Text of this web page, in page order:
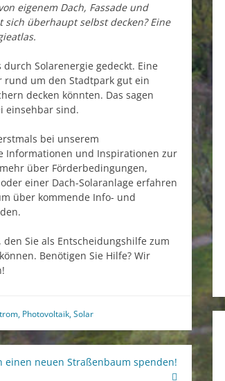
eigenem Dach, Fassade und
überhaupt selbst decken? Eine
Solarenergie gedeckt. Eine
rund um den Stadtpark gut ein
decken könnten. Das sagen
einsehbar sind.
bei unserem
Informationen und Inspirationen zur
über Förderbedingungen,
einer Dach-Solaranlage erfahren
über kommende Info- und
, den Sie als Entscheidungshilfe zum
Benötigen Sie Hilfe? Wir
, Photovoltaik,Solar
einen neuen Straßenbaum spenden!